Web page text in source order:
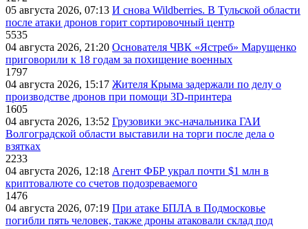
05 августа 2026, 07:13 И снова Wildberries. В Тульской области
после атаки дронов горит сортировочный центр
5535
04 августа 2026, 21:20 Основателя ЧВК «Ястреб» Марущенко
приговорили к 18 годам за похищение военных
1797
04 августа 2026, 15:17 Жителя Крыма задержали по делу о
производстве дронов при помощи 3D‑принтера
1605
04 августа 2026, 13:52 Грузовики экс-начальника ГАИ
Волгоградской области выставили на торги после дела о
взятках
2233
04 августа 2026, 12:18 Агент ФБР украл почти $1 млн в
криптовалюте со счетов подозреваемого
1476
04 августа 2026, 07:19 При атаке БПЛА в Подмосковье
погибли пять человек, также дроны атаковали склад под